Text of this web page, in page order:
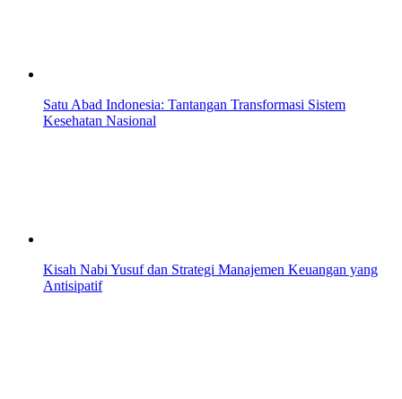
Satu Abad Indonesia: Tantangan Transformasi Sistem
Kesehatan Nasional
Kisah Nabi Yusuf dan Strategi Manajemen Keuangan yang
Antisipatif